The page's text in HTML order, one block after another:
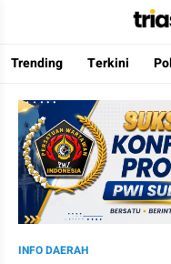
Berita
Trending Terkini
INFO DAERAH